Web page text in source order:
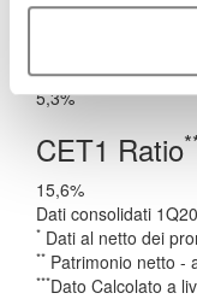
€290 MLN
5,3%
CET1 Ratio
15,6%
Dati consolidati
* Dati al netto dei
** Patrimonio netto -
***Dato Calcolato a